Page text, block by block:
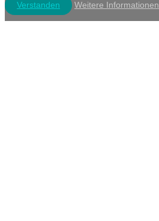
Verstanden
Weitere Informationen